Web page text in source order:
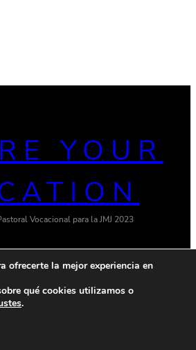
YOUR
Vocacional para la JMJ 2023
by
ofrecerte la mejor experiencia en
qué cookies utilizamos o
.